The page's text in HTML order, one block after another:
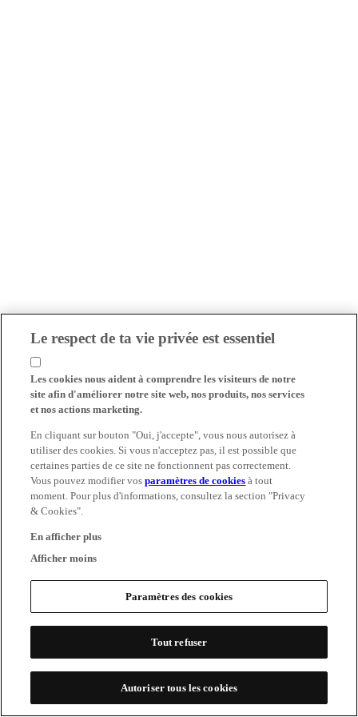
Le respect de ta vie privée est essentiel
Les cookies nous aident à comprendre les visiteurs de notre
site afin d'améliorer notre site web, nos produits, nos services
et nos actions marketing.
En cliquant sur bouton "Oui, j'accepte", vous nous autorisez à
utiliser des cookies. Si vous n'acceptez pas, il est possible que
certaines parties de ce site ne fonctionnent pas correctement.
Vous pouvez modifier vosparamètres de cookies à tout
moment. Pour plus d'informations, consultez la section "Privacy
& Cookies".
En afficher plus
Afficher moins
Paramètres des cookies
Tout refuser
Autoriser tous les cookies